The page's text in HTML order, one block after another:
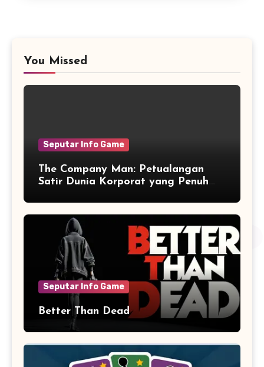
You Missed
Seputar Info Game
The Company Man: Petualangan
Satir Dunia Korporat yang Penuh
Seputar Info Game
Better Than Dead